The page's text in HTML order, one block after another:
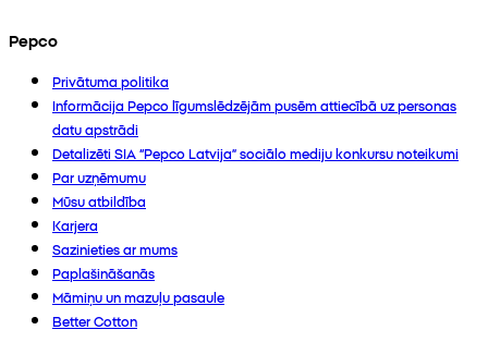
Pepco
Privātuma politika
Informācija Pepco līgumslēdzējām pusēm attiecībā uz personas
datu apstrādi
Detalizēti SIA “Pepco Latvija” sociālo mediju konkursu noteikumi
Par uzņēmumu
Mūsu atbildība
Karjera
Sazinieties ar mums
Paplašināšanās
Māmiņu un mazuļu pasaule
Better Cotton